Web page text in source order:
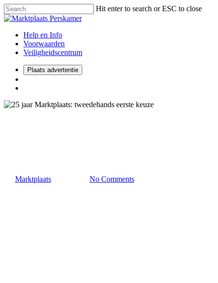
Hit enter to search or ESC to close
Help en Info
Voorwaarden
Veiligheidscentrum
Plaats advertentie
Marktplaats No Comments